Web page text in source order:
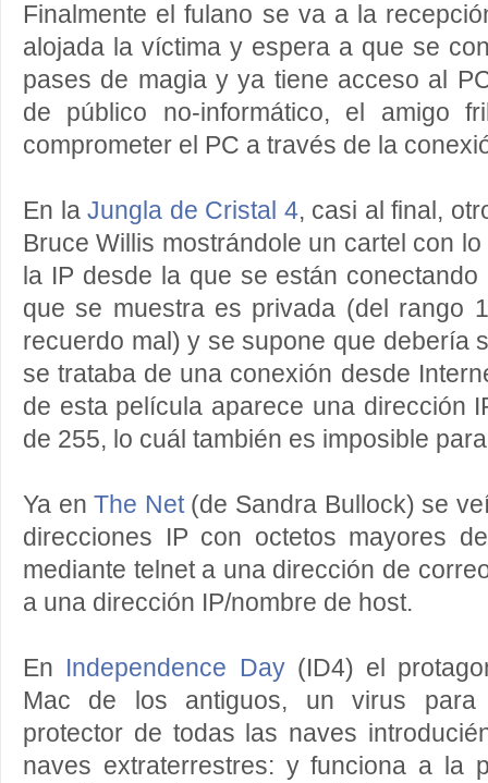
Finalmente el fulano se va a la
alojada la víctima y espera a que se
pases de magia y ya tiene acceso al
de público no-informático, el amigo
comprometer el PC a través de la
En la Jungla de Cristal 4, casi al final,
Bruce Willis mostrándole un cartel con
la IP desde la que se están
que se muestra es privada (del rango
recuerdo mal) y se supone que debería
se trataba de una conexión desde
de esta película aparece una dirección
de 255, lo cuál también es imposible
Ya enThe Net(de Sandra Bullock) se
direcciones IP con octetos mayores
mediante telnet a una dirección de
a una dirección IP/nombre de host.
En Independence Day(ID4) el
Mac de los antiguos, un virus para
protector de todas las naves
naves extraterrestres: y funciona a la